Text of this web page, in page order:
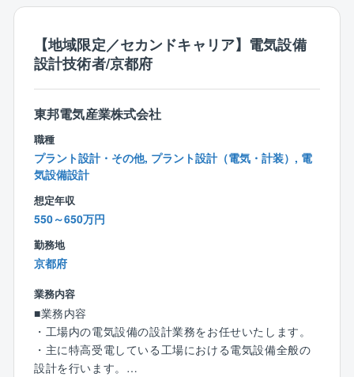
◎照明工事・放送設備工事・自動火災報知設備
【建物外部での業務】
◎非常用発電機工事
◎コージェネレーション設備工事
◎再生可能エネルギー設備工事など
【配属部署について】
現在、12名が在籍しております（20代7人、30代1人、
40代4人）。
【働き方について】
張している人の方が少ないです。
・残業時間を減らすために建設ディレクターのポジシ
ョンを設けるなど、施工管理の負担を減らすための施
策を積極的に取り入れています。
【地域限定／セカンドキャリア】電気設備
設計技術者/京都府
東邦電気産業株式会社
職種
プラント設計・その他, プラント設計（電気・計装）, 電
気設備設計
想定年収
550～650万円
勤務地
京都府
業務内容
■業務内容
・工場内の電気設備の設計業務をお任せいたします。
・主に特高受電している工場における電気設備全般の
設計を行います。